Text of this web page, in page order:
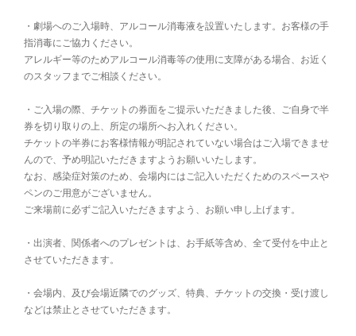
・劇場へのご入場時、アルコール消毒液を設置いたします。お客様の手
指消毒にご協力ください。
アレルギー等のためアルコール消毒等の使用に支障がある場合、お近く
のスタッフまでご相談ください。
・ご入場の際、チケットの券面をご提示いただきました後、ご自身で半
券を切り取りの上、所定の場所へお入れください。
チケットの半券にお客様情報が明記されていない場合はご入場できませ
んので、予め明記いただきますようお願いいたします。
なお、感染症対策のため、会場内にはご記入いただくためのスペースや
ペンのご用意がございません。
ご来場前に必ずご記入いただきますよう、お願い申し上げます。
・出演者、関係者へのプレゼントは、お手紙等含め、全て受付を中止と
させていただきます。
・会場内、及び会場近隣でのグッズ、特典、チケットの交換・受け渡し
などは禁止とさせていただきます。